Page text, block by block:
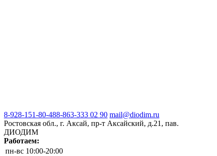
8-928-151-80-488-863-333 02 90 mail@diodim.ru
Ростовская обл., г. Аксай, пр-т Аксайский, д.21, пав.
ДИОДИМ
Работаем:
пн-вс 10:00-20:00